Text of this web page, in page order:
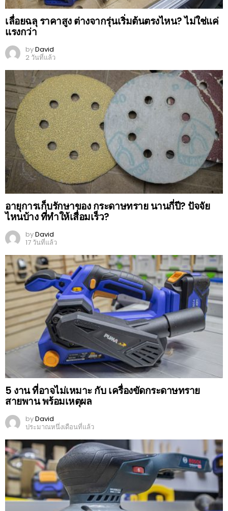
เลื่อยฉลุ ราคาสูง ต่างจากรุ่นเริ่มต้นตรงไหน? ไม่ใช่แค่
แรงกว่า
byDavid
2 วันที่แล้ว
อายุการเก็บรักษาของ กระดาษทราย นานกี่ปี? ปัจจัย
ไหนบ้าง ที่ทำให้เสื่อมเร็ว?
byDavid
17 วันที่แล้ว
5 งาน ที่อาจไม่เหมาะ กับ เครื่องขัดกระดาษทราย
สายพาน พร้อมเหตุผล
byDavid
ประมาณหนึ่งเดือนที่แล้ว